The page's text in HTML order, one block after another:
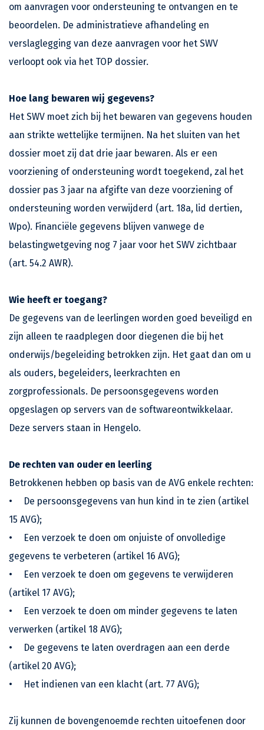
om aanvragen voor ondersteuning te ontvangen en te
beoordelen. De administratieve afhandeling en
verslaglegging van deze aanvragen voor het SWV
verloopt ook via het TOP dossier.
Hoe lang bewaren wij gegevens?
Het SWV moet zich bij het bewaren van gegevens houden
aan strikte wettelijke termijnen. Na het sluiten van het
dossier moet zij dat drie jaar bewaren. Als er een
voorziening of ondersteuning wordt toegekend, zal het
dossier pas 3 jaar na afgifte van deze voorziening of
ondersteuning worden verwijderd (art. 18a, lid dertien,
Wpo). Financiële gegevens blijven vanwege de
belastingwetgeving nog 7 jaar voor het SWV zichtbaar
(art. 54.2 AWR).
Wie heeft er toegang?
De gegevens van de leerlingen worden goed beveiligd en
zijn alleen te raadplegen door diegenen die bij het
onderwijs/begeleiding betrokken zijn. Het gaat dan om u
als ouders, begeleiders, leerkrachten en
zorgprofessionals. De persoonsgegevens worden
opgeslagen op servers van de softwareontwikkelaar.
Deze servers staan in Hengelo.
De rechten van ouder en leerling
Betrokkenen hebben op basis van de AVG enkele rechten:
•
De persoonsgegevens van hun kind in te zien (artikel
15 AVG);
•
Een verzoek te doen om onjuiste of onvolledige
gegevens te verbeteren (artikel 16 AVG);
•
Een verzoek te doen om gegevens te verwijderen
(artikel 17 AVG);
•
Een verzoek te doen om minder gegevens te laten
verwerken (artikel 18 AVG);
•
De gegevens te laten overdragen aan een derde
(artikel 20 AVG);
•
Het indienen van een klacht (art. 77 AVG);
Zij kunnen de bovengenoemde rechten uitoefenen door